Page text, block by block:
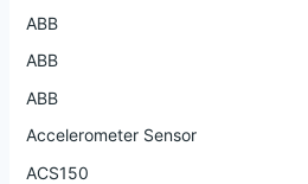
ABB
ABB
ABB
Accelerometer Sensor
ACS150